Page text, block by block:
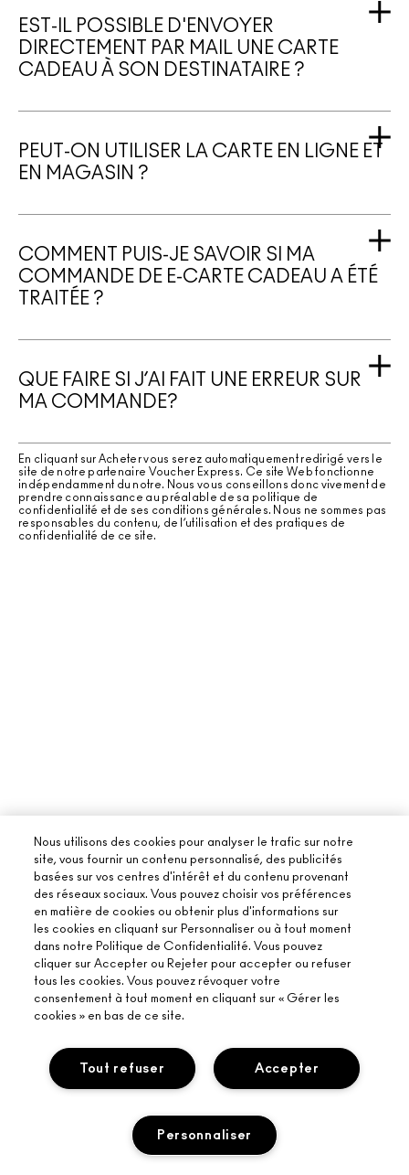
À PROPOS DE MAC
PROGRAMME DE RECYCLAGE
ACHETER EN LIGNE
Nous utilisons des cookies pour analyser le trafic sur notre
site, vous fournir un contenu personnalisé, des publicités
basées sur vos centres d'intérêt et du contenu provenant
des réseaux sociaux. Vous pouvez choisir vos préférences
en matière de cookies ou obtenir plus d'informations sur
les cookies en cliquant sur Personnaliser ou à tout moment
dans notre Politique de Confidentialité. Vous pouvez
cliquer sur Accepter ou Rejeter pour accepter ou refuser
tous les cookies. Vous pouvez révoquer votre
consentement à tout moment en cliquant sur « Gérer les
cookies » en bas de ce site.
Accepter
Tout refuser
Personnaliser